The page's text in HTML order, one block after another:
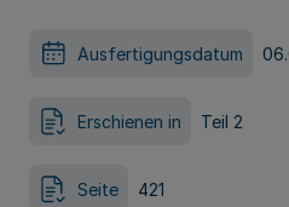
Ausfertigungsdatum
Erschienen in Teil 2
Seite 421